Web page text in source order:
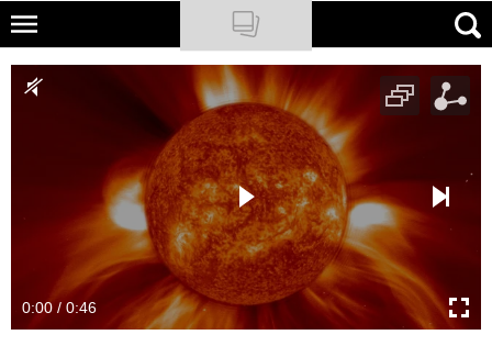
Skip
main
NATIONAL GEOGRAPHIC
Newsletter
Cuda Polski
0:00 / 0:46